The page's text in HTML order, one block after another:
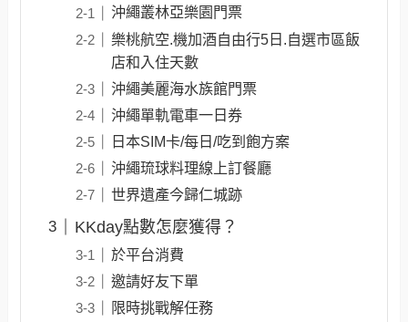
沖繩叢林亞樂園門票
樂桃航空.機加酒自由行5日.自選市區飯
店和入住天數
沖繩美麗海水族館門票
沖繩單軌電車一日券
日本SIM卡/每日/吃到飽方案
沖繩琉球料理線上訂餐廳
世界遺產今歸仁城跡
KKday點數怎麼獲得？
於平台消費
邀請好友下單
限時挑戰解任務